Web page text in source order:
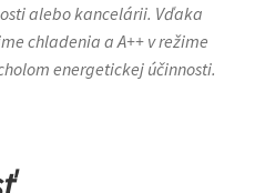
alebo kancelárii. Vďaka
chladenia a A++ v režime
energetickej účinnosti.